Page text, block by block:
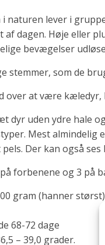
i naturen lever i
af dagen. Høje eller
bevægelser
stemmer, som de
over at være
dyr uden ydre hale
Mest almindelig
Der kan også ses
forbenene og 3 på
gram (hanner
68-72 dage
– 39,0 grader.